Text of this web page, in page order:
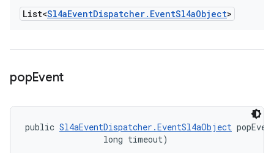
List<Sl4aEventDispatcher. EventSl4aObject>
popEvent
public Sl4aEventDispatcher.EventSl4aObject
                long timeout)